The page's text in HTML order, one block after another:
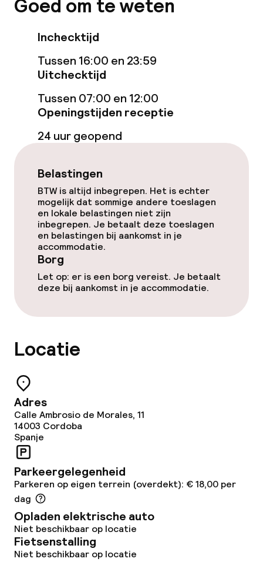
Beleid
Borg bij aankomst
Overal rookvrij
Vrijgezellenfeesten of andere feesten
niet toegestaan
Goed om te weten
Inchecktijd
Tussen 16:00 en 23:59
Uitchecktijd
Tussen 07:00 en 12:00
Openingstijden receptie
24 uur geopend
Belastingen
BTW is altijd inbegrepen. Het is echter
mogelijk dat sommige andere toeslagen
en lokale belastingen niet zijn
inbegrepen. Je betaalt deze toeslagen
en belastingen bij aankomst in je
accommodatie.
Borg
Let op: er is een borg vereist. Je betaalt
deze bij aankomst in je accommodatie.
Locatie
Adres
Calle Ambrosio de Morales, 11
14003 Cordoba
Spanje
Parkeergelegenheid
Parkeren op eigen terrein (overdekt): € 18,00 per
dag
Opladen elektrische auto
Niet beschikbaar op locatie
Fietsenstalling
Niet beschikbaar op locatie